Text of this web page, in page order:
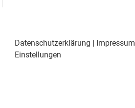
Datenschutzerklärung | Impressum
Einstellungen